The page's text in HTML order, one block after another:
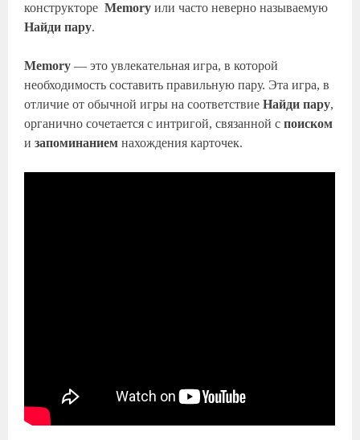
конструктореMemory или часто неверно называемую
Найди пару.
Memory — это увлекательная игра, в которой
необходимость составить правильную пару. Эта игра, в
отличие от обычной игры на соответствиеНайди пару,
органично сочетается с интригой, связанной споиском
изапоминанием нахождения карточек.